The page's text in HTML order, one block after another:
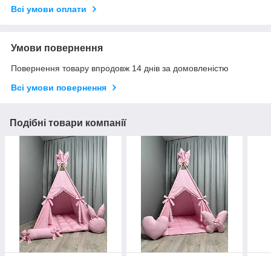
Всі умови оплати
Умови повернення
Повернення товару впродовж 14 днів за домовленістю
Всі умови повернення
Подібні товари компанії